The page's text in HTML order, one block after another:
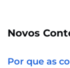
Novos
Por que as